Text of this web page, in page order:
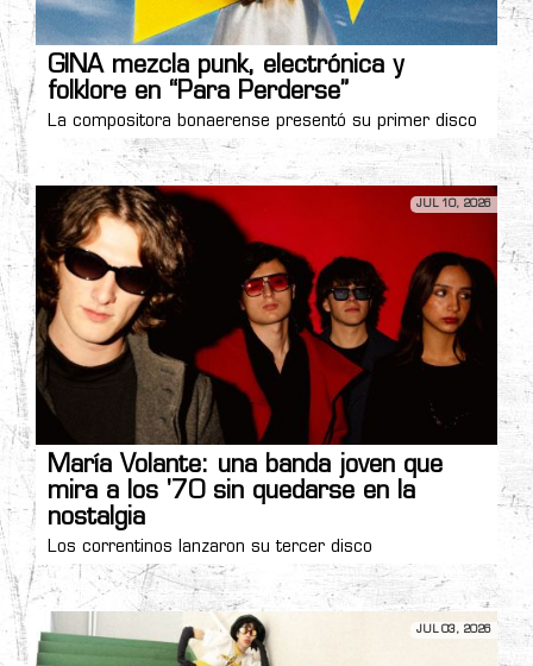
GINA mezcla punk, electrónica y
folklore en “Para Perderse”
La compositora bonaerense presentó su primer disco
JUL 10, 2026
María Volante: una banda joven que
mira a los '70 sin quedarse en la
nostalgia
Los correntinos lanzaron su tercer disco
JUL 03, 2026